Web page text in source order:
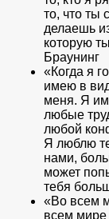
то, что ты
делаешь
которую
Браунинг
«Когда я
имею в
меня. Я
любые
любой
Я люблю
нами,
может
тебя
«Во всем
всем